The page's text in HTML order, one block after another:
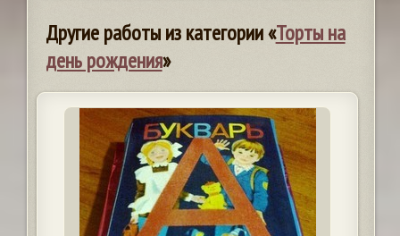
Другие работы из категории «Торты на
день рождения»